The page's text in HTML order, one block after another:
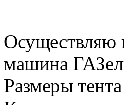
Осуществляю
машина
Размеры